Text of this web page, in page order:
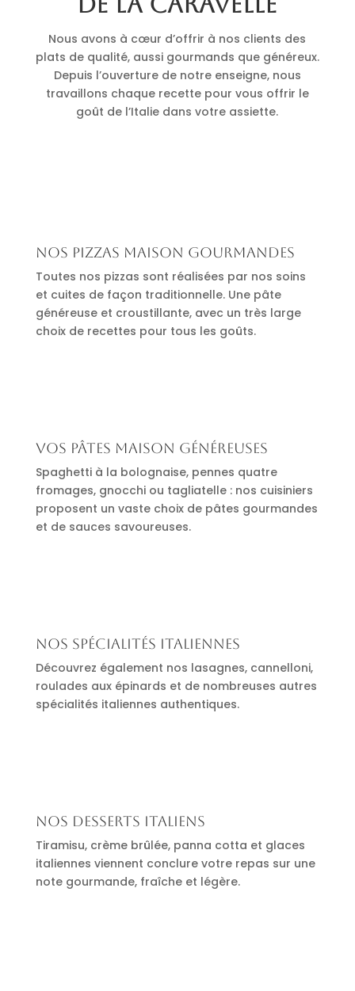
Nous avons à cœur d’offrir à nos clients des
plats de qualité, aussi gourmands que généreux.
Depuis l’ouverture de notre enseigne, nous
travaillons chaque recette pour vous offrir le
goût de l’Italie dans votre assiette.
Nos pizzas maison gourmandes
Toutes nos pizzas sont réalisées par nos soins
et cuites de façon traditionnelle. Une pâte
généreuse et croustillante, avec un très large
choix de recettes pour tous les goûts.
Vos pâtes maison généreuses
Spaghetti à la bolognaise, pennes quatre
fromages, gnocchi ou tagliatelle : nos cuisiniers
proposent un vaste choix de pâtes gourmandes
et de sauces savoureuses.
Nos spécialités italiennes
Découvrez également nos lasagnes, cannelloni,
roulades aux épinards et de nombreuses autres
spécialités italiennes authentiques.
Nos desserts italiens
Tiramisu, crème brûlée, panna cotta et glaces
italiennes viennent conclure votre repas sur une
note gourmande, fraîche et légère.